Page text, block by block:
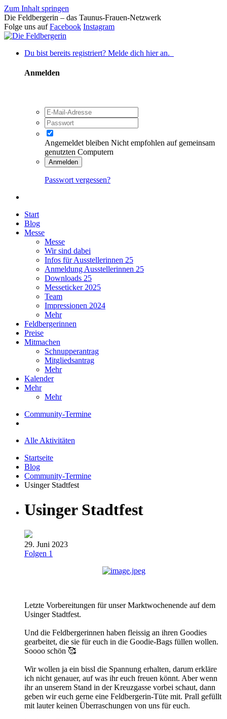
Zum Inhalt springen
Die Feldbergerin – das Taunus-Frauen-Netzwerk
Folge uns aufFacebook Instagram
Du bist bereits registriert? Melde dich hier an.
Anmelden
Angemeldet bleiben Nicht empfohlen auf gemeinsam
genutzten Computern
Anmelden
Passwort vergessen?
Start
Blog
Messe
Messe
Wir sind dabei
Infos für Ausstellerinnen 25
Anmeldung Ausstellerinnen 25
Downloads 25
Messeticker 2025
Team
Impressionen 2024
Mehr
Feldbergerinnen
Preise
Mitmachen
Schnupperantrag
Mitgliedsantrag
Mehr
Kalender
Mehr
Mehr
Community-Termine
Alle Aktivitäten
Startseite
Blog
Community-Termine
Usinger Stadtfest
Usinger Stadtfest
29. Juni 2023
Folgen 1
Letzte Vorbereitungen für unser Marktwochenende auf dem
Usinger Stadtfest.
Und die Feldbergerinnen haben fleissig an ihren Goodies
gearbeitet, die sie für euch in die Goodie-Bags füllen wollen.
Soooo schön 🥰
Wir wollen ja ein bissl die Spannung erhalten, darum erkläre
ich nicht genauer, auf was ihr euch freuen könnt. Aber wenn
ihr an unserem Stand in der Kreuzgasse vorbei schaut, dann
geben wir euch gerne eine Feldbergerin-Tüte mit. Prall gefüllt
mit lauter keinen Überraschungen von uns für euch.